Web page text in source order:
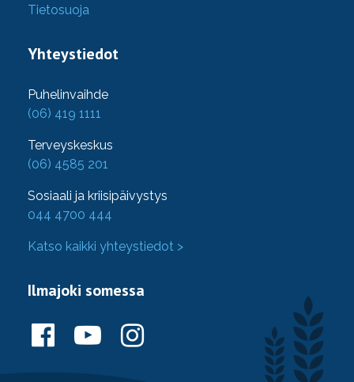
Tietosuoja
Yhteystiedot
Puhelinvaihde
(06) 419 1111
Terveyskeskus
(06) 4585 201
Sosiaali ja kriisipäivystys
044 4700 444
Katso kaikki yhteystiedot >
Ilmajoki somessa